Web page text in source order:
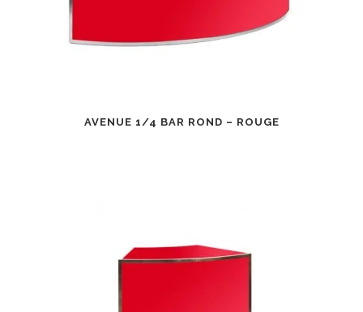
AVENUE 1/4 BAR ROND – ROUGE